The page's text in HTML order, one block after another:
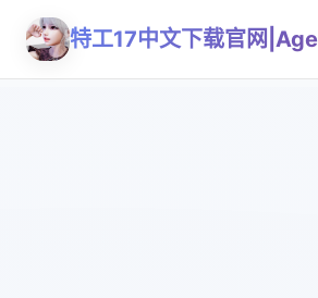
特工17中文下载官网